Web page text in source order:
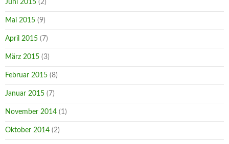
Juni 2015 (2)
Mai 2015 (9)
April 2015 (7)
März 2015 (3)
Februar 2015 (8)
Januar 2015 (7)
November 2014 (1)
Oktober 2014 (2)